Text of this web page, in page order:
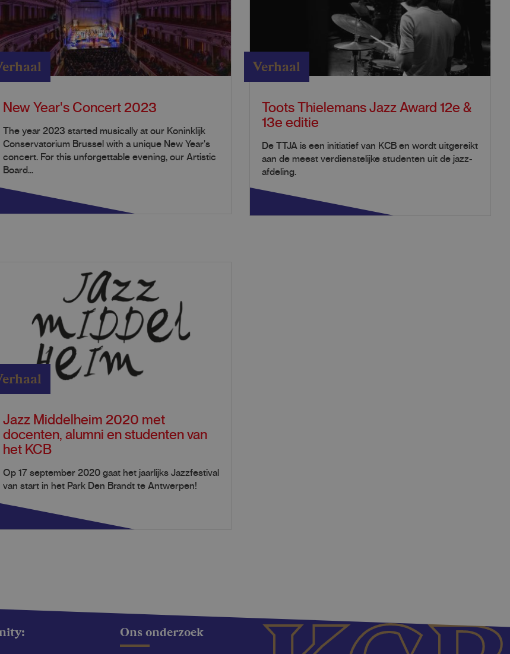
New Year's Concert 2023
The year 2023 started musically at our Koninklijk
Conservatorium Brussel with a unique New Year's
concert. For this unforgettable evening, our Artistic
Board...
Verhaal
Toots Thielemans Jazz Award 12e &
13e editie
De TTJA is een initiatief van KCB en wordt uitgereikt
aan de meest verdienstelijke studenten uit de jazz-
afdeling.
Jazz Middelheim 2020 met
docenten, alumni en studenten van
het KCB
Op 17 september 2020 gaat het jaarlijks Jazzfestival
van start in het Park Den Brandt te Antwerpen!
Ons onderzoek